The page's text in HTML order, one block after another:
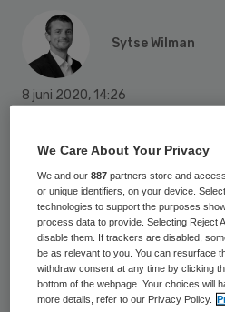
Sytse Wilman
8 juni 2020, 14:26
Reinier de Graaf
nazorgpolikliniek
coronapatiënten. Zij
ziekteperiode nog last
zoals benauwdheid,
langdurig hoesten,
We Care About Your Privacy
We and our887 partners store and
or unique identifiers, on your device.
technologies to support the purposes
process data to provide. Selecting Reject
disable them. If trackers are disabled,
be as relevant to you. You can resurface
withdraw consent at any time by clicking
bottom of the webpage. Your choices will
more details, refer to our Privacy Policy.